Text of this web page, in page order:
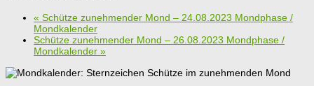
« Schütze zunehmender Mond – 24.08.2023 Mondphase /
Mondkalender
Schütze zunehmender Mond – 26.08.2023 Mondphase /
Mondkalender »